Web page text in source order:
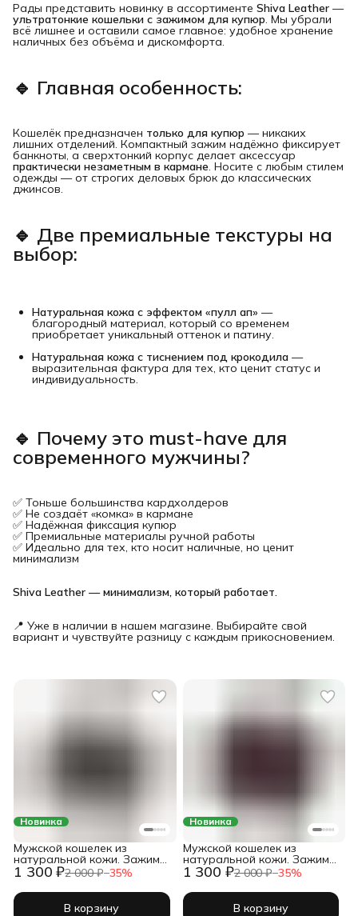
Рады представить новинку в ассортименте Shiva Leather —
ультратонкие кошельки с зажимом для купюр. Мы убрали
всё лишнее и оставили самое главное: удобное хранение
наличных без объёма и дискомфорта.
🔹 Главная особенность:
Кошелёк предназначен только для купюр — никаких
лишних отделений. Компактный зажим надёжно фиксирует
банкноты, а сверхтонкий корпус делает аксессуар
практически незаметным в кармане. Носите с любым стилем
одежды — от строгих деловых брюк до классических
джинсов.
🔹 Две премиальные текстуры на
выбор:
Натуральная кожа с эффектом «пулл ап» —
благородный материал, который со временем
приобретает уникальный оттенок и патину.
Натуральная кожа с тиснением под крокодила —
выразительная фактура для тех, кто ценит статус и
индивидуальность.
🔹 Почему это must-have для
современного мужчины?
✅ Тоньше большинства кардхолдеров
✅ Не создаёт «комка» в кармане
✅ Надёжная фиксация купюр
✅ Премиальные материалы ручной работы
✅ Идеально для тех, кто носит наличные, но ценит
минимализм
Shiva Leather — минимализм, который работает.
📍 Уже в наличии в нашем магазине. Выбирайте свой
вариант и чувствуйте разницу с каждым прикосновением.
Новинка
1 300 ₽2 000 ₽−35%
Мужской кошелек из
натуральной кожи. Зажим
для денег. Кожаный
бифолд с зажимом для
купюр. Ультратонкий. Shiva
Leather. Черный
В корзину
Новинка
1 300 ₽2 000 ₽−35%
Мужской кошелек из
натуральной кожи. Зажим
для денег. Кожаный
бифолд с зажимом для
купюр. Ультратонкий. Shiva
Leather. В корзину